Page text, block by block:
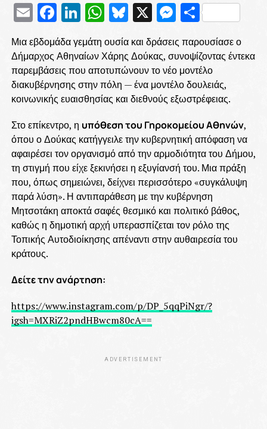
EmailFacebook
LinkedIn
WhatsApp
Bluesky
X
Μια εβδομάδα γεμάτη ουσία και δράσεις παρουσίασε ο
Δήμαρχος Αθηναίων Χάρης Δούκας, συνοψίζοντας έντεκα
παρεμβάσεις που αποτυπώνουν το νέο μοντέλο
διακυβέρνησης στην πόλη — ένα μοντέλο δουλειάς,
κοινωνικής ευαισθησίας και διεθνούς εξωστρέφειας.
Στο επίκεντρο, η υπόθεση του Γηροκομείου Αθηνών,
όπου ο Δούκας κατήγγειλε την κυβερνητική απόφαση να
αφαιρέσει τον οργανισμό από την αρμοδιότητα του Δήμου,
τη στιγμή που είχε ξεκινήσει η εξυγίανσή του. Μια πράξη
που, όπως σημειώνει, δείχνει περισσότερο «συγκάλυψη
παρά λύση». Η αντιπαράθεση με την κυβέρνηση
Μητσοτάκη αποκτά σαφές θεσμικό και πολιτικό βάθος,
καθώς η δημοτική αρχή υπερασπίζεται τον ρόλο της
Τοπικής Αυτοδιοίκησης απέναντι στην αυθαιρεσία του
κράτους.
Δείτε την ανάρτηση:
https://www.instagram.com/p/DP_5qqPiNgr/?
igsh=MXRiZ2pndHBwcm80cA==
ADVERTISEMENT